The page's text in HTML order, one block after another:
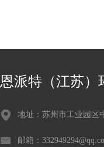
恩派特（江苏）
地址：苏州市工业园区
邮箱：